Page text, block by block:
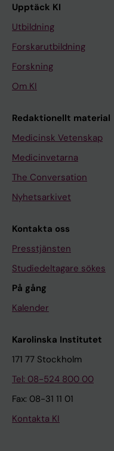
Upptäck KI
Utbildning
Forskarutbildning
Forskning
Om KI
Redaktionellt material
Medicinsk Vetenskap
Medicinvetarna
The Conversation
Nyhetsarkivet
Kontakta oss
Presstjänsten
Studiedeltagare sökes
På gång
Kalender
Karolinska Institutet
171 77 Stockholm
Tel: 08-524 800 00
Fax: 08-31 11 01
Kontakta KI